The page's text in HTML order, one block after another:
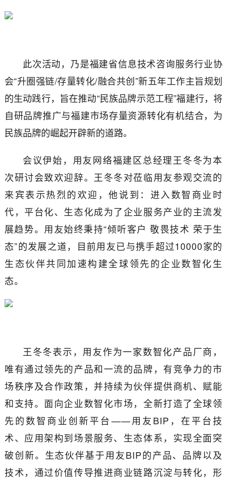
此次活动，乃是福建省信息技术咨询服务行业协
会“升圈强链/存量转化/融合共创”新五年工作主旨规划
的生动践行，旨在推动“民族品牌示范工程”福建行，将
自研品牌推广与福建市场存量资源转化有机结合，为
民族品牌的崛起开辟新的道路。
会议伊始，用友网络福建区总经理王冬冬为本
次研讨会致欢迎辞。王冬冬对莅临用友参观交流的
来宾表示热烈的欢迎，他说到：进入数智商业时
代，平台化、生态化成为了企业服务产业的主流发
展趋势。用友始终秉持“倾听客户 敬畏技术 荣于生
态”的发展之道，目前用友已与携手超过10000家的
生态伙伴共同加速构建全球领先的企业数智化生
态。
王冬冬表示，用友作为一家数智化产品厂商，
唯有通过领先的产品和一流的品牌，有竞争力的市
场秩序及合作政策，并持续为伙伴提供商机、赋能
和支持。面向企业数智化市场，全新打造了全球领
先的数智商业创新平台——用友BIP，在平台技
术、应用架构到场景服务、生态体系，实现全面突
破创新。生态伙伴基于用友BIP的产品、品牌以及
技术，通过价值传导推进商业链路沉淀与转化，形